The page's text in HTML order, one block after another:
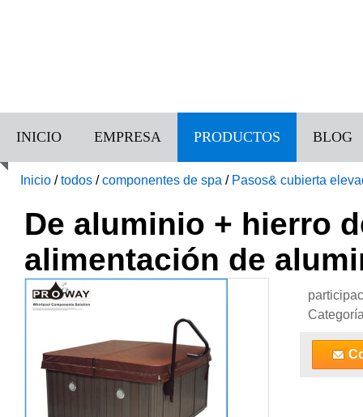
INICIO EMPRESA PRODUCTOS BLOG
Inicio /todos /componentes de spa / Pasos& cubierta
De aluminio + hierro
alimentación de